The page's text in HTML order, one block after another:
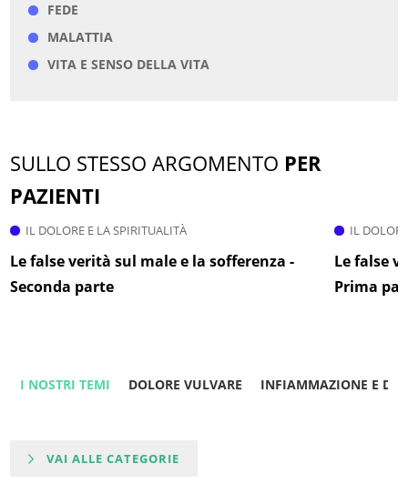
FEDE
MALATTIA
VITA E SENSO DELLA VITA
SULLO STESSO ARGOMENTO PER
PAZIENTI
IL DOLORE E LA SPIRITUALITÀ
Le false verità sul male e la sofferenza -
Seconda parte
IL
Le false
Prima
I NOSTRI TEMI DOLORE VULVARE INFIAMMAZIONE E
VAI ALLE CATEGORIE